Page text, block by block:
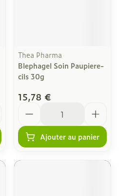
Thea Pharma
Blephagel Soin Paupiere-
cils 30g
15,78 €
Ajouter au panier